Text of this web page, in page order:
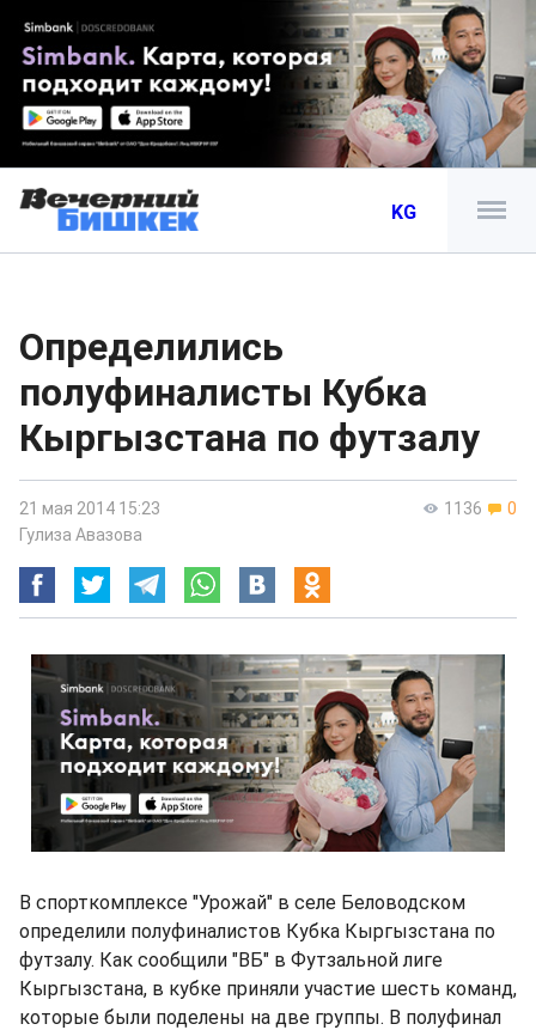
KG
Определились
полуфиналисты Кубка
Кыргызстана по футзалу
1136 0
21 мая 2014 15:23
Гулиза Авазова
В спорткомплексе "Урожай" в селе Беловодском
определили полуфиналистов Кубка Кыргызстана по
футзалу. Как сообщили "ВБ" в Футзальной лиге
Кыргызстана, в кубке приняли участие шесть команд,
которые были поделены на две группы. В полуфинал